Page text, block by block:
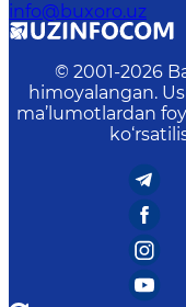
info@buxoro.uz
© 2001-2026
himoyalangan.
ma’lumotlardan